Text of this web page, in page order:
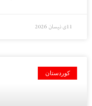
11ی نیسان 2026
کوردستان